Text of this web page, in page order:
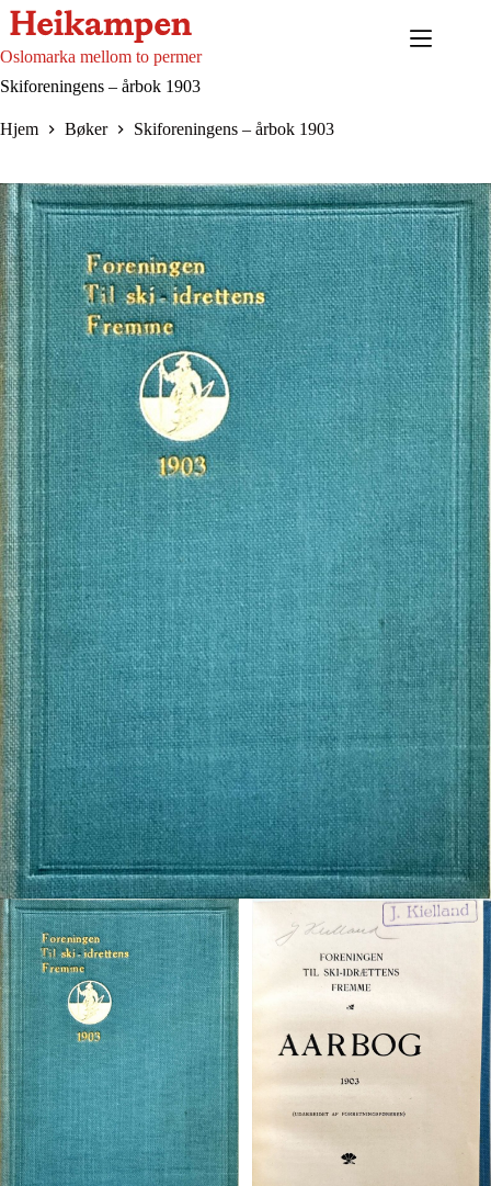
Hopp
til
innholdet
Oslomarka mellom to permer
Skiforeningens – årbok 1903
Hjem Bøker Skiforeningens – årbok 1903